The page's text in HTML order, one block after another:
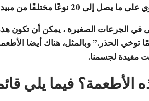
الجرعات الصغيرة ، يمكن أن تكون
توخي الحذر.” وبالمثل، هناك أيضا
مفيدة لجسمنا.
فيما يلي